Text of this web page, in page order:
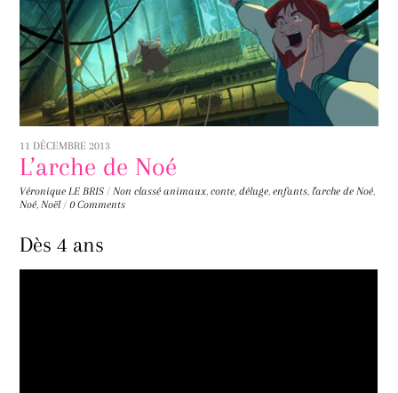
11 DÉCEMBRE 2013
L’arche de Noé
Véronique LE BRIS / Non classé animaux,conte,déluge,enfants,l'arche de Noé,
Noé, Noël / 0 Comments
Dès 4 ans